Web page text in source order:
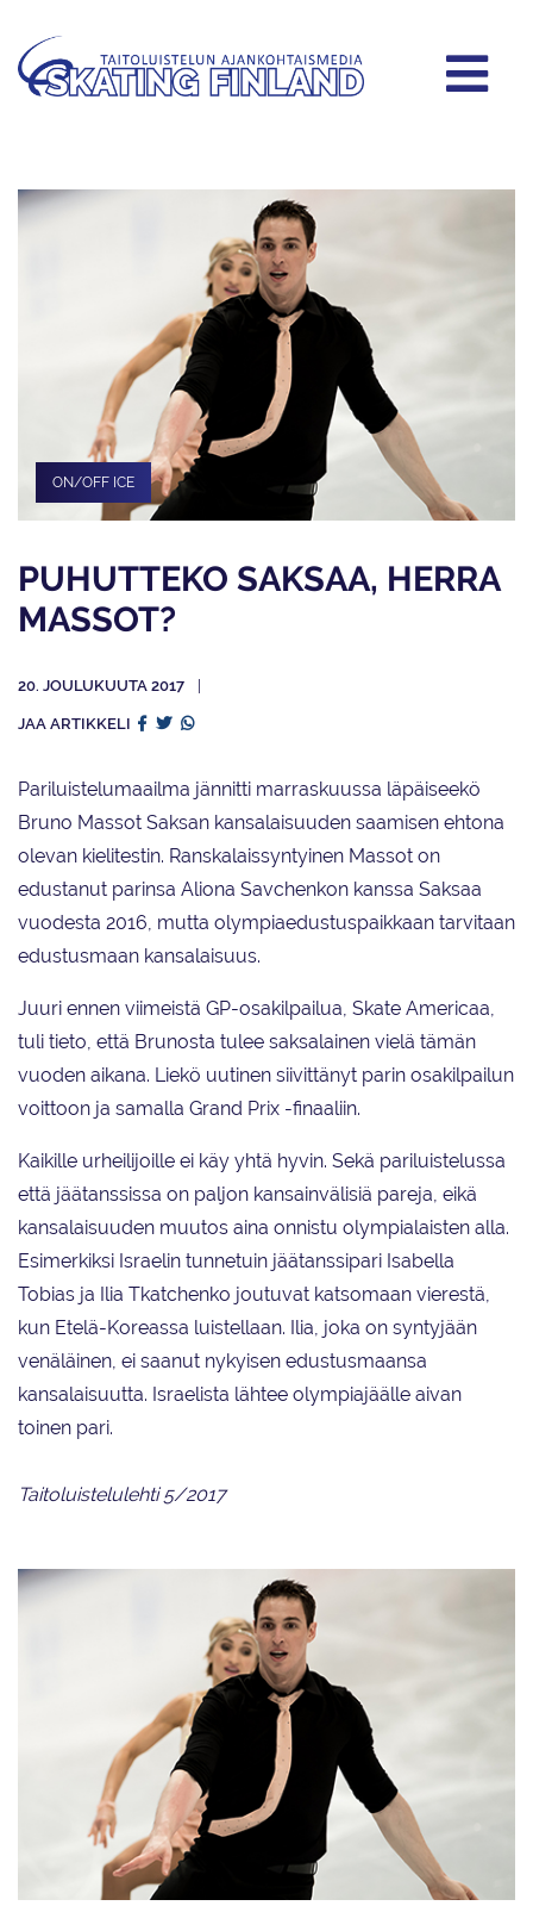
ON/OFF ICE
PUHUTTEKO SAKSAA, HERRA
MASSOT?
20. JOULUKUUTA 2017
JAA ARTIKKELI
Pariluistelumaailma jännitti marraskuussa läpäiseekö
Bruno Massot Saksan kansalaisuuden saamisen ehtona
olevan kielitestin. Ranskalaissyntyinen Massot on
edustanut parinsa Aliona Savchenkon kanssa Saksaa
vuodesta 2016, mutta olympiaedustuspaikkaan tarvitaan
edustusmaan kansalaisuus.
Juuri ennen viimeistä GP-osakilpailua, Skate Americaa,
tuli tieto, että Brunosta tulee saksalainen vielä tämän
vuoden aikana. Liekö uutinen siivittänyt parin osakilpailun
voittoon ja samalla Grand Prix -finaaliin.
Kaikille urheilijoille ei käy yhtä hyvin. Sekä pariluistelussa
että jäätanssissa on paljon kansainvälisiä pareja, eikä
kansalaisuuden muutos aina onnistu olympialaisten alla.
Esimerkiksi Israelin tunnetuin jäätanssipari Isabella
Tobias ja Ilia Tkatchenko joutuvat katsomaan vierestä,
kun Etelä-Koreassa luistellaan. Ilia, joka on syntyjään
venäläinen, ei saanut nykyisen edustusmaansa
kansalaisuutta. Israelista lähtee olympiajäälle aivan
toinen pari.
Taitoluistelulehti 5/2017